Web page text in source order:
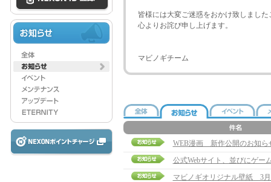
皆様には大変ご迷惑をおかけ致しました
心よりお詫び申し上げます。
マビノギチーム
WEB漫画 新作公開のお知ら
公式Webサイト、並びにゲー
マビノギオリジナル壁紙 3